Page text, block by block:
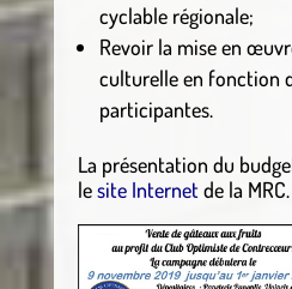
cyclable régionale;
Revoir la mise en
culturelle en fonction
participantes.
La présentation du
lesite Internet de la MRC.